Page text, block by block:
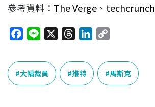
參考資料： The Verge 、 techcrunch
c
e
b
n
e
r
e
a
k
p
y
L
大幅裁員 推特 馬斯克